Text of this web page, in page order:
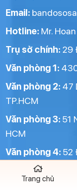
Email:
Hotline: Mr.
Trụ sở chính: 29
Văn phòng 1:
Văn phòng 2: 47
TP.HCM
Văn phòng 3: 51
HCM
Văn phòng 4: 52
Trang chủ